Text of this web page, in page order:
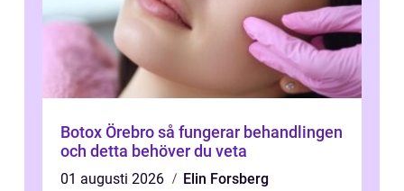
Botox Örebro så fungerar behandlingen
och detta behöver du veta
01 augusti 2026
Elin Forsberg